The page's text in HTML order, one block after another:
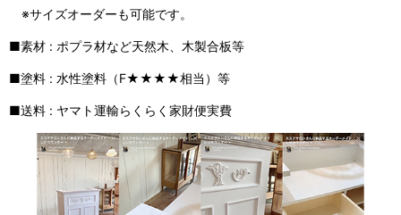
※サイズオーダーも可能です。
■素材 : ポプラ材など天然木、木製合板等
■塗料 : 水性塗料（F★★★★相当）等
■送料 : ヤマト運輸らくらく家財便実費